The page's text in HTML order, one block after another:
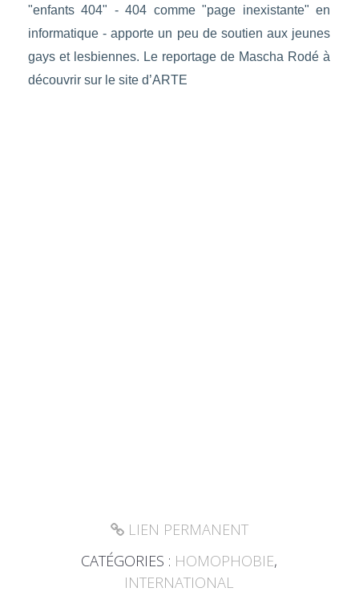
"enfants 404" - 404 comme "page inexistante" en
informatique - apporte un peu de soutien aux jeunes
gays et lesbiennes. Le reportage de Mascha Rodé à
découvrir sur le site d’ARTE
LIEN PERMANENT
CATÉGORIES : HOMOPHOBIE,
INTERNATIONAL